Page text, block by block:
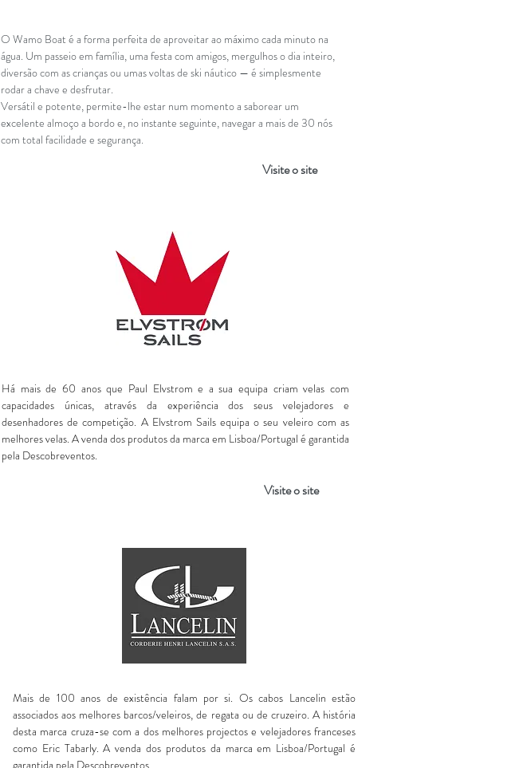
O Wamo Boat é a forma perfeita de aproveitar ao máximo cada minuto na
água. Um passeio em família, uma festa com amigos, mergulhos o dia inteiro,
diversão com as crianças ou umas voltas de ski náutico — é simplesmente
rodar a chave e desfrutar.
Versátil e potente, permite-lhe estar num momento a saborear um
excelente almoço a bordo e, no instante seguinte, navegar a mais de 30 nós
com total facilidade e segurança.
Visite o site
Há mais de 60 anos que Paul Elvstrom e a sua equipa criam velas com
capacidades únicas, através da experiência dos seus velejadores e
desenhadores de competição. A Elvstrom Sails equipa o seu veleiro com as
melhores velas. A venda dos produtos da marca em Lisboa/Portugal é garantida
pela Descobreventos.
Visite o site
Mais de 100 anos de existência falam por si. Os cabos Lancelin estão
associados aos melhores barcos/veleiros, de regata ou de cruzeiro. A história
desta marca cruza-se com a dos melhores projectos e velejadores franceses
como Eric Tabarly. A venda dos produtos da marca em Lisboa/Portugal é
garantida pela Descobreventos.